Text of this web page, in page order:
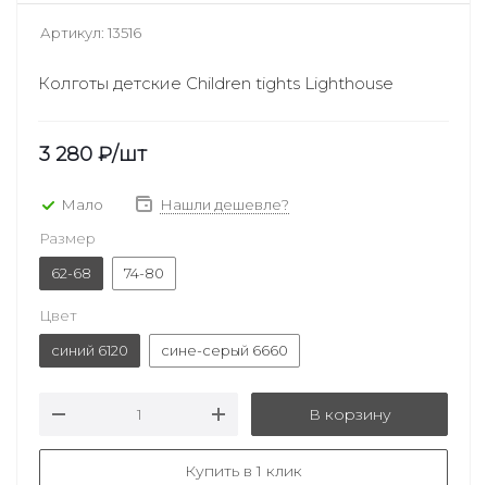
Артикул: 13516
Колготы детские Children tights Lighthouse
3 280 ₽/шт
Мало
Нашли дешевле?
Размер
62-68
74-80
Цвет
синий 6120
сине-серый 6660
В корзину
Купить в 1 клик